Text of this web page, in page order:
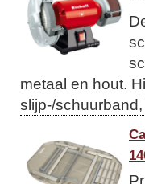
metaal en hout.
slijp-/